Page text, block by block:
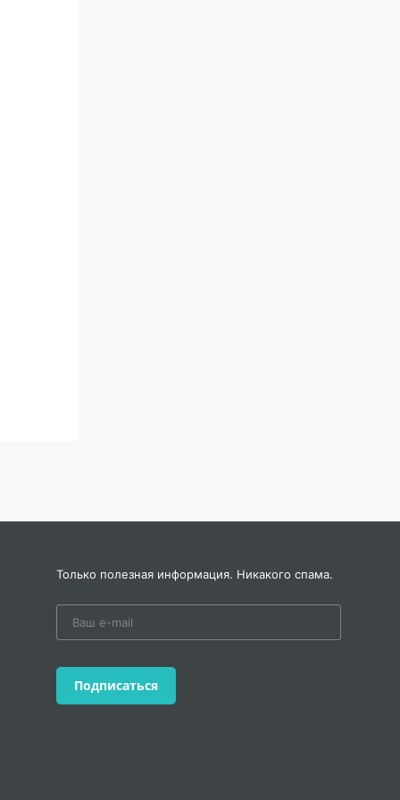
Только полезная информация. Никакого спама.
Подписаться